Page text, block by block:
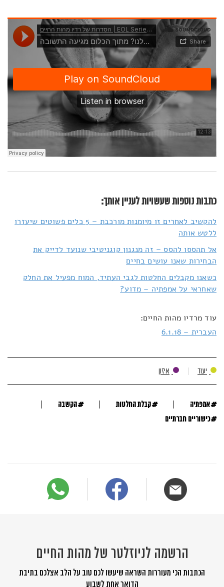
כתבות נוספות שעשויות לעניין אותך:
להקשיב לאחרים זו מיומנות מורכבת – 5 כלים פשוטים שיעזרו
ללטש אותה
אל תהססו להסס – זה מנגנון קוגניטיבי שנועד לדייק את
הבחירות שאנו עושים בחיים
כשאנו מקבלים החלטות לגבי העתיד, המוח מפעיל את החלק
שאחראי על אמפתיה – מדוע?
עוד מרדיו מהות החיים:
העברית – 6.1.18
יעוד איזון
#אמפתיה #קבלת החלטות #הקשבה
#כישוריים חברתיים
הרשמה לניוזלטר של מהות החיים
הכתבות הכי מעוררות השראה שיעשו לכם טוב על הלב אצלכם בתיבת
הדואר אחת לשבוע